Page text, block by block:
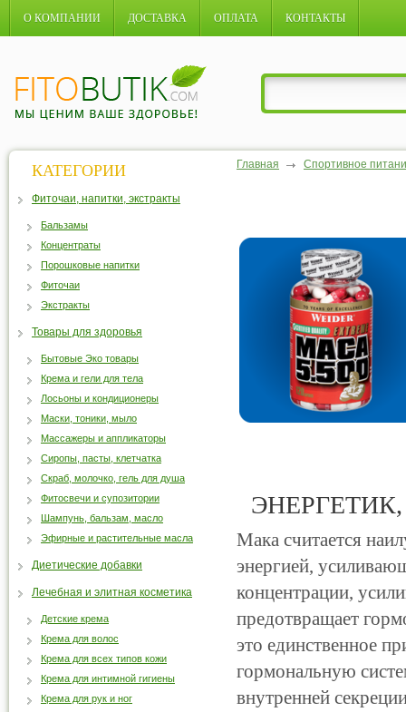
О КОМПАНИИ ДОСТАВКА ОПЛАТА КОНТАКТЫ
Главная Спортивное
Мака считается
энергией,
концентрации,
предотвращает
это единственное
гормональную
внутренней
КАТЕГОРИИ
Фиточаи, напитки, экстракты
Бальзамы
Концентраты
Порошковые напитки
Фиточаи
Экстракты
Товары для здоровья
Бытовые Эко товары
Крема и гели для тела
Лосьоны и кондиционеры
Маски, тоники, мыло
Массажеры и аппликаторы
Сиропы, пасты, клетчатка
Скраб, молочко, гель для душа
Фитосвечи и супозитории
Шампунь, бальзам, масло
Эфирные и растительные масла
Диетические добавки
Лечебная и элитная косметика
Детские крема
Крема для волос
Крема для всех типов кожи
Крема для интимной гигиены
Крема для рук и ног